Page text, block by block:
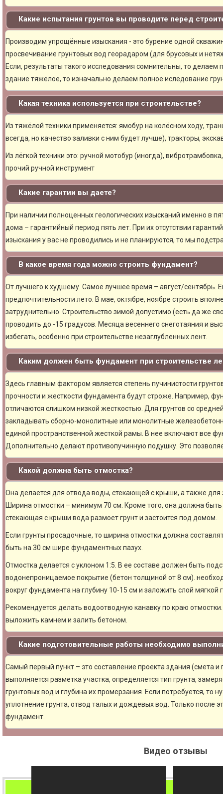
Какие испытания грунтов вы проводите перед
Производим упрощённые изыскания - это бурение одной
просвечивание грунтовых вод георадаром (для брусовых и
Если, результаты такого исследования сомнительны, то
здание тяжелое, то изначально делаем полное иследование
Какая техника используется при строительстве?
Из тяжёлой техники применяется: ямобур на колёсном ходу,
всегда, но качество заливки с ним будет лучше), тракторы,
Из лёгкой техники это: ручной мотобур (иногда),
прочий ручной инструмент
Какие гарантии вы даете?
При наличии полноценных геологических изысканий именно в
дома – гарантийный период пять лет. При их отсутствии
изыскания у вас не проводились и не планируются, то мы
В какое время года можно строить фундамент?
От лучшего к худшему. Самое лучшее время – август/сентябрь.
предпочтительности лето. В мае, октябре, ноябре строить
затруднительно. Строительство зимой допустимо (есть да же
проводить до -15 градусов. Месяца весеннего снеготаяния и
избегать, особенно при строительстве незаглубленных лент.
Каким должен быть фундамент при строительстве
Здесь главным фактором является степень пучинистости
прочности и жесткости фундамента будут строже. Например,
отличаются слишком низкой жесткостью. Для грунтов со
закладывать сборно-монолитные или монолитные
единой пространственной жесткой рамы. В нее включают все
Дополнительно делают противопучинную подушку. Это
Какой должна быть отмостка?
Она делается для отвода воды, стекающей с крыши, а также
Ширина отмостки – минимум 70 см. Кроме того, она должна
стекающая с крыши вода размоет грунт и застоится под домом.
Если грунты просадочные, то ширина отмостки должна
быть на 30 см шире фундаментных пазух.
Отмостка делается с уклоном 1:5. В ее составе должен быть
водонепроницаемое покрытие (бетон толщиной от 8 см).
вокруг фундамента на глубину 10-15 см и заложить слой мягкой
Рекомендуется делать водоотводную канавку по краю
выложить камнем и залить бетоном.
Какие подготовительные работы необходимо
Самый первый пункт – это составление проекта здания (смета
выполняется разметка участка, определяется тип грунта,
грунтовых вод и глубина их промерзания. Если потребуется, то
уплотнение грунта, отвод талых и дождевых вод. Только после
фундамент.
Видео отзывы